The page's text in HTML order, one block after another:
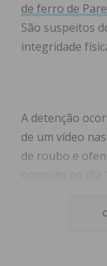
de ferro de
São suspeitos
integridade
A detenção
de um vídeo
de roubo e